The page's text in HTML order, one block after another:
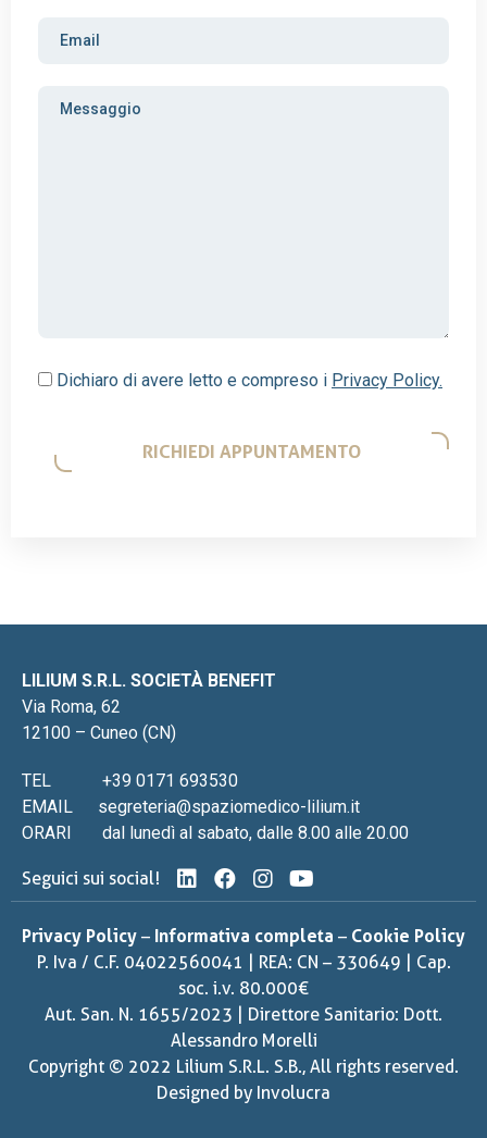
Dichiaro di avere letto e compreso i Privacy Policy.
LILIUM S.R.L. SOCIETÀ BENEFIT
Via Roma, 62
12100 – Cuneo (CN)
TEL
+39 0171 693530
EMAIL
segreteria@spaziomedico-lilium.it
ORARI
dal lunedì al sabato, dalle 8.00 alle 20.00
Seguici sui social!
Privacy Policy – Informativa completa – Cookie Policy
P. Iva / C.F. 04022560041 | REA: CN – 330649 | Cap.
soc. i.v. 80.000€
Aut. San. N. 1655/2023 | Direttore Sanitario: Dott.
Alessandro Morelli
Copyright © 2022 Lilium S.R.L. S.B., All rights reserved.
Designed by Involucra